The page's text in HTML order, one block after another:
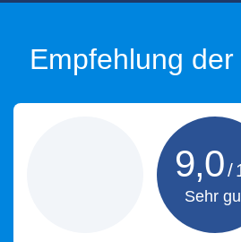
Empfehlung
9,0
Sehr